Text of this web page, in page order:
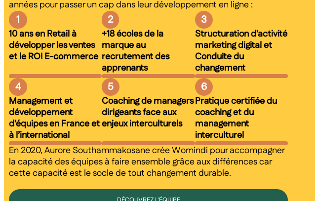
années pour passer un cap dans leur développement en ligne :
1
10 ans en Retail à
développer les ventes
et le ROI E-commerce
2
+18 écoles de la
marque au
recrutement des
apprenants
3
Structuration d’activité
marketing digital et
Conduite du
changement
4
Management et
développement
d’équipes en France et
à l’international
5
Coaching de managers
dirigeants face aux
enjeux interculturels
6
Pratique certifiée du
coaching et du
management
interculturel
En 2020, Aurore Southammakosane crée Womindi pour accompagner
la capacité des équipes à faire ensemble grâce aux différences car
cette capacité est le socle de tout changement durable.